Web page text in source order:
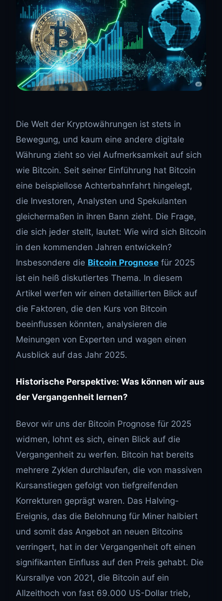
Die Welt der Kryptowährungen ist stets in
Bewegung, und kaum eine andere digitale
Währung zieht so viel Aufmerksamkeit auf sich
wie Bitcoin. Seit seiner Einführung hat Bitcoin
eine beispiellose Achterbahnfahrt hingelegt,
die Investoren, Analysten und Spekulanten
gleichermaßen in ihren Bann zieht. Die Frage,
die sich jeder stellt, lautet: Wie wird sich Bitcoin
in den kommenden Jahren entwickeln?
Insbesondere die Bitcoin Prognose für 2025
ist ein heiß diskutiertes Thema. In diesem
Artikel werfen wir einen detaillierten Blick auf
die Faktoren, die den Kurs von Bitcoin
beeinflussen könnten, analysieren die
Meinungen von Experten und wagen einen
Ausblick auf das Jahr 2025.
Historische Perspektive: Was können wir aus
der Vergangenheit lernen?
Bevor wir uns der Bitcoin Prognose für 2025
widmen, lohnt es sich, einen Blick auf die
Vergangenheit zu werfen. Bitcoin hat bereits
mehrere Zyklen durchlaufen, die von massiven
Kursanstiegen gefolgt von tiefgreifenden
Korrekturen geprägt waren. Das Halving-
Ereignis, das die Belohnung für Miner halbiert
und somit das Angebot an neuen Bitcoins
verringert, hat in der Vergangenheit oft einen
signifikanten Einfluss auf den Preis gehabt. Die
Kursrallye von 2021, die Bitcoin auf ein
Allzeithoch von fast 69.000 US-Dollar trieb,